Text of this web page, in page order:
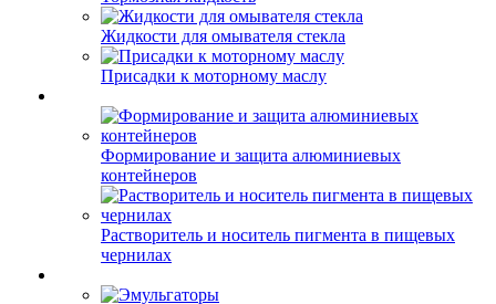
Жидкости для омывателя стекла
Присадки к моторному маслу
Формирование и защита алюминиевых
контейнеров
Растворитель и носитель пигмента в пищевых
чернилах